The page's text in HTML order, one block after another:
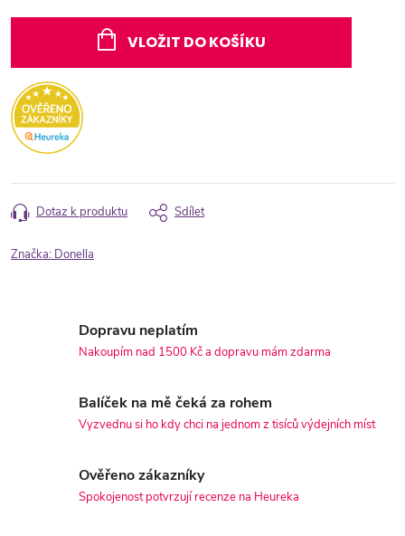
VLOŽIT DO KOŠÍKU
Dotaz k produktu Sdílet
Značka: Donella
Dopravu neplatím
Nakoupím nad 1500 Kč a dopravu mám zdarma
Balíček na mě čeká za rohem
Vyzvednu si ho kdy chci na jednom z tisíců výdejních míst
Ověřeno zákazníky
Spokojenost potvrzují recenze na Heureka